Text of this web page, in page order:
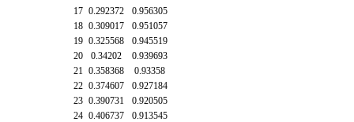
17 0.292372
0.956305
18 0.309017
0.951057
19 0.325568
0.945519
20
0.34202
0.939693
21 0.358368
0.93358
22 0.374607
0.927184
23 0.390731
0.920505
24 0.406737
0.913545